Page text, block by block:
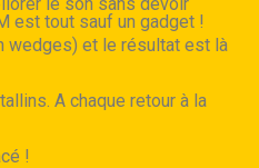
est tout sauf un gadget !
wedges) et le résultat est là
A chaque retour à la
!